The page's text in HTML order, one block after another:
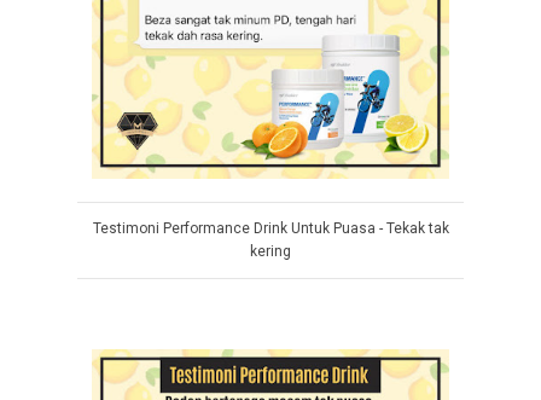
Testimoni Performance Drink Untuk Puasa - Tekak tak
kering